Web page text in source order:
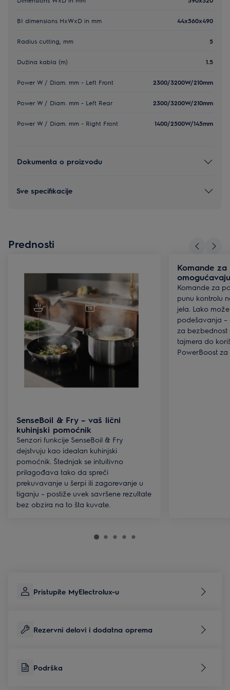
BI dimensions HxWxD in mm 44x560x490
Radius cutting, mm 5
Dužina kabla (m) 1.5
Power W / Diam. mm - Left Front 2300/3200W/210mm
Power W / Diam. mm - Left Rear 2300/3200W/210mm
Power W / Diam. mm - Right Front 1400/2500W/145mm
Dokumenta o proizvodu
Sve specifikacije
Prednosti
SenseBoil & Fry – vaš lični
kuhinjski pomoćnik
Senzori funkcije SenseBoil & Fry
dejstvuju kao idealan kuhinjski
pomoćnik. Štednjak se intuitivno
prilagođava tako da spreči
prekuvavanje u šerpi ili zagorevanje u
tiganju – postiže uvek savršene rezultate
bez obzira na to šta kuvate.
Komande
Komande za
punu kontrolu
jela. Lako
podešavanja
za
tajmera do
PowerBoost
Pristupite MyElectrolux-u
Rezervni delovi i dodatna oprema
Podrška